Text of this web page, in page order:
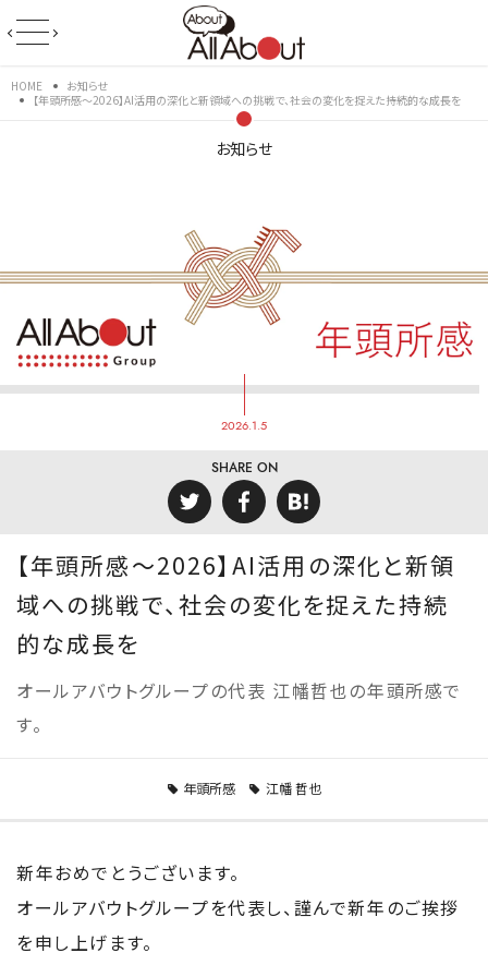
HOME
お知らせ
【年頭所感～2026】AI活用の深化と新領域への挑戦で、社会の変化を捉えた持続的な成長を
お知らせ
2026.1.5
SHARE ON
【年頭所感～2026】AI活用の深化と新領
域への挑戦で、社会の変化を捉えた持続
的な成長を
オールアバウトグループの代表 江幡哲也の年頭所感で
す。
年頭所感 江幡 哲也
新年おめでとうございます。
オールアバウトグループを代表し、謹んで新年のご挨拶
を申し上げます。